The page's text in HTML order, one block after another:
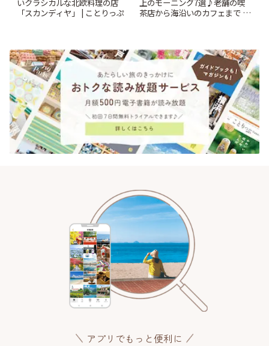
いクラシカルな北欧料理の店
「スカンディヤ」 | ことりっぷ
上のモーニング7選♪老舗の喫
茶店から海沿いのカフェまで |
アプリでもっと便利に